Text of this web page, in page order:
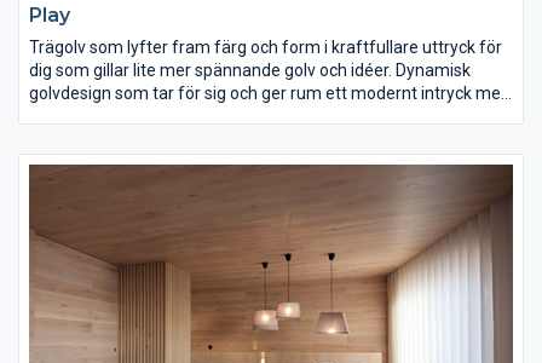
Play
Trägolv som lyfter fram färg och form i kraftfullare uttryck för
dig som gillar lite mer spännande golv och idéer. Dynamisk
golvdesign som tar för sig och ger rum ett modernt intryck men